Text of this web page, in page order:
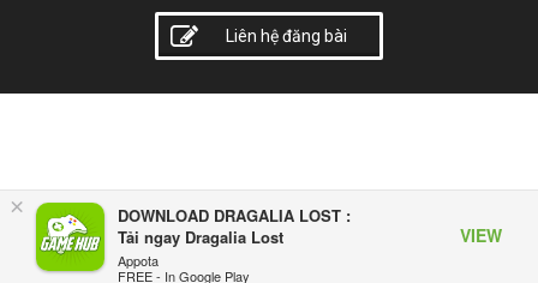
×
DOWNLOAD DRAGALIA LOST :
Tải ngay Dragalia Lost
Appota
FREE - In Google Play
VIEW
Liên hệ đăng bài